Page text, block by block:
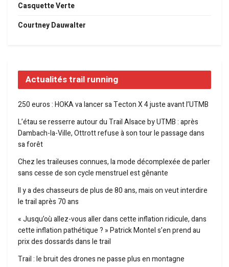
Casquette Verte
Courtney Dauwalter
Actualités trail running
250 euros : HOKA va lancer sa Tecton X 4 juste avant l’UTMB
L’étau se resserre autour du Trail Alsace by UTMB : après
Dambach-la-Ville, Ottrott refuse à son tour le passage dans
sa forêt
Chez les traileuses connues, la mode décomplexée de parler
sans cesse de son cycle menstruel est gênante
Il y a des chasseurs de plus de 80 ans, mais on veut interdire
le trail après 70 ans
« Jusqu’où allez-vous aller dans cette inflation ridicule, dans
cette inflation pathétique ? » Patrick Montel s’en prend au
prix des dossards dans le trail
Trail : le bruit des drones ne passe plus en montagne